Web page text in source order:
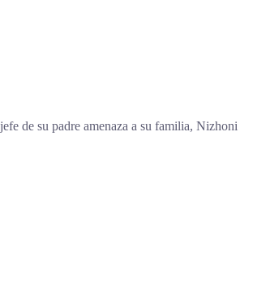
de su padre amenaza a su familia, Nizhoni